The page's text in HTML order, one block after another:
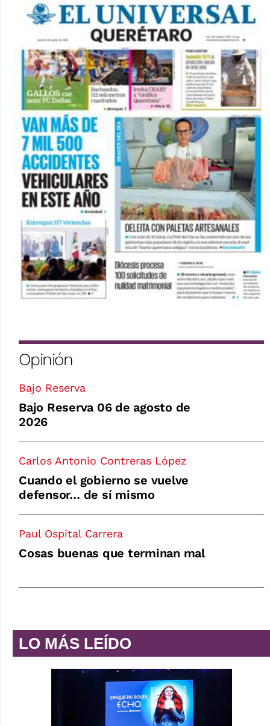
Opinión
Bajo Reserva
Bajo Reserva 06 de agosto de
2026
Carlos Antonio Contreras López
Cuando el gobierno se vuelve
defensor… de sí mismo
Paul Ospital Carrera
Cosas buenas que terminan mal
LO MÁS LEÍDO